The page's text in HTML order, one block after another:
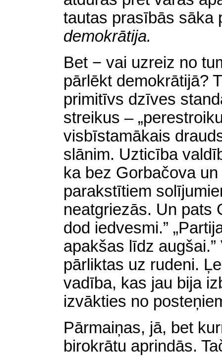
tautas prasībās sāka
demokrātija.
Bet − vai uzreiz no
pārlēkt demokrātijā?
primitīvs dzīves
streikus –
visbīstamākais
slānim. Uzticība
ka bez Gorbačova
parakstītiem
neatgriezās. Un pats
dod iedvesmi.”
apakšas līdz
pārliktas uz rudeni.
vadība, kas jau bija
izvākties no
Pārmaiņas, jā, bet
birokrātu aprindās.